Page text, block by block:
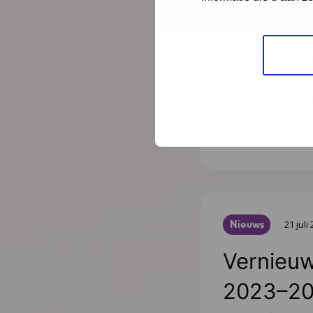
Juist op het
er alleen voor.
directeur-
Nieuws 21 juli